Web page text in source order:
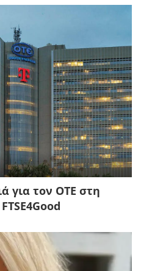
για τον ΟΤΕ στη